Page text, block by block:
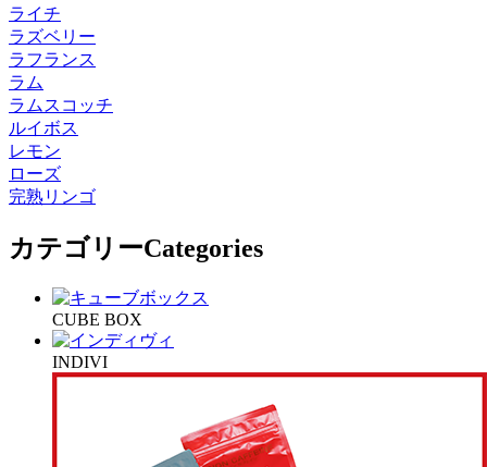
ライチ
ラズベリー
ラフランス
ラム
ラムスコッチ
ルイボス
レモン
ローズ
完熟リンゴ
カテゴリーCategories
CUBE BOX
INDIVI